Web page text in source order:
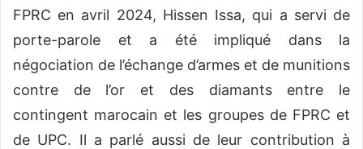
FPRC en avril 2024, Hissen Issa, qui a servi de
porte-parole et a été impliqué dans la
négociation de l’échange d’armes et de munitions
contre de l’or et des diamants entre le
contingent marocain et les groupes de FPRC et
de UPC. Il a parlé aussi de leur contribution à